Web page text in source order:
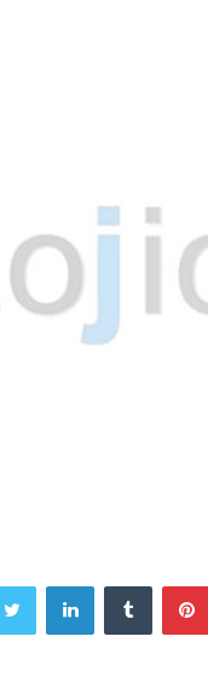
Twitter LinkedinTumblr